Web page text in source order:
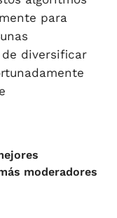
para
diversificar
moderadores